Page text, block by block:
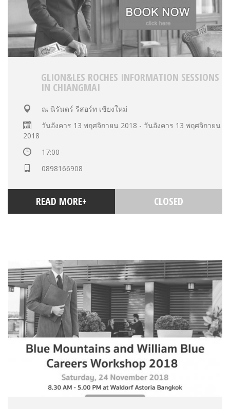
GLION&LES ROCHES INFORMATION SESSIONS
IN CHIANGMAI
ณ นิรันดร์ รีสอร์ท เชียงใหม่
วันอังคาร 13 พฤศจิกายน 2018 - วันอังคาร 13 พฤศจิกายน
2018
17:00-
0898166908
READ MORE+ CLOSED